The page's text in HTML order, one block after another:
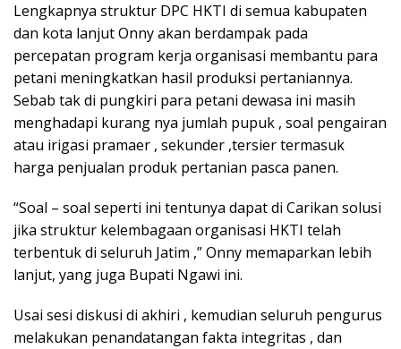
Lengkapnya struktur DPC HKTI di semua kabupaten
dan kota lanjut Onny akan berdampak pada
percepatan program kerja organisasi membantu para
petani meningkatkan hasil produksi pertaniannya.
Sebab tak di pungkiri para petani dewasa ini masih
menghadapi kurang nya jumlah pupuk , soal pengairan
atau irigasi pramaer , sekunder ,tersier termasuk
harga penjualan produk pertanian pasca panen.
“Soal – soal seperti ini tentunya dapat di Carikan solusi
jika struktur kelembagaan organisasi HKTI telah
terbentuk di seluruh Jatim ,” Onny memaparkan lebih
lanjut, yang juga Bupati Ngawi ini.
Usai sesi diskusi di akhiri , kemudian seluruh pengurus
melakukan penandatangan fakta integritas , dan